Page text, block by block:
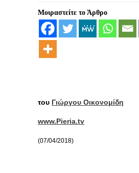
Μοιραστείτε το Άρθρο
του Γιώργου Οικονομίδη
www.Pieria.tv
(07/04/2018)